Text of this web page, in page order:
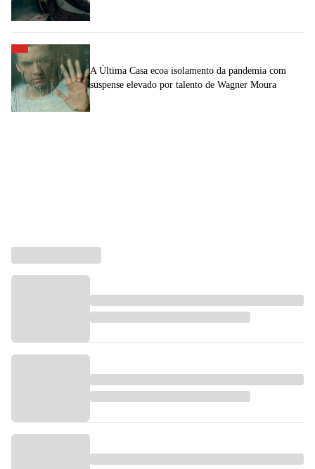
A Última Casa ecoa isolamento da pandemia com
suspense elevado por talento de Wagner Moura